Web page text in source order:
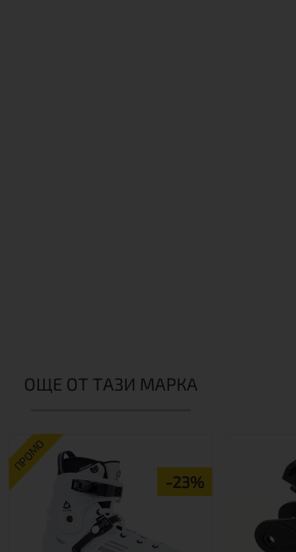
ОЩЕ ОТ ТАЗИ МАРКА
ПРОМО
-23%